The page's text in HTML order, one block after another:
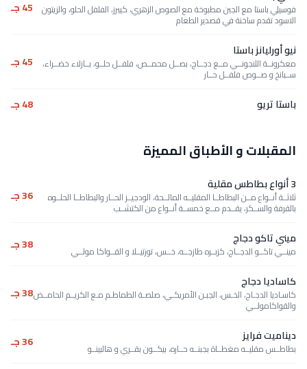
فوسيلي باستا مع الجبن مطبوخة مع الصوص الزهري، كيبرز، الفلفل الحلو، والزيتون
الاسود تقدم ساخنة في قصدير الطعام
45 جـ
نيو أورليانز باستا
معكرونــة اللنجونــي مــع دجــاج، بصــل محمــص، فلفــل حلــو، بــازلاء خضــراء،
ســبانخ و صــوص فلفــل حــار
45 جـ
باستا تريو 48 جـ
المقبلات و الأطباق المميزة
3 أنواع بطاطس مقلية
ثلاثــة أنــواع مــن البطاطــا المقليــه المالــحة، الودجيــز الحــار والبطاطــا الحلــوه
بالقرفة والســكر، يقــدم مــع خمســة أنــواع من الكتشــب
36 جـ
ميني تاكو دجاج
مينــي تاكــو الدجــاج، كزبــره طازجــه، خــس، تورتيــلا و القــواكا مولــي 38 جـ
كاساديا دجاج
كاسـاديا الدجـاج، الخـس، الجبـن الأمريكـي، صلصـة الطماطـم مـع الكريــم الحامــض
والقواكامولــي
38 جـ
ديناميت فرايز
بطاطــس مقليــه مغطــاة بجبنــه حــاره، بيكــون بقــري و هالبينــو 36 جـ